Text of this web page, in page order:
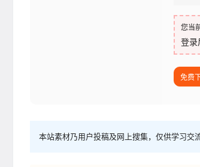
您当
登录
免费
本站素材乃用户投稿及网上搜集，仅供学习交